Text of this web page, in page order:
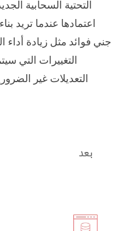
التحتية السحابية
اعتمادها عندما تريد
جني فوائد مثل زيادة
التغييرات التي
التعديلات غير